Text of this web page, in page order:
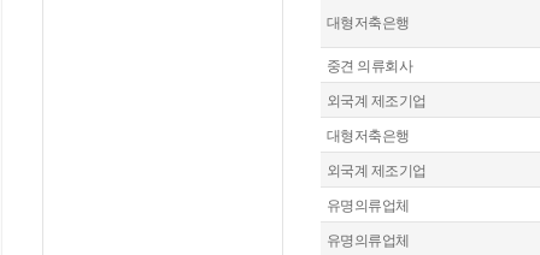
대형저축은행
중견 의류회사
외국계 제조기업
대형저축은행
외국계 제조기업
유명의류업체
유명의류업체